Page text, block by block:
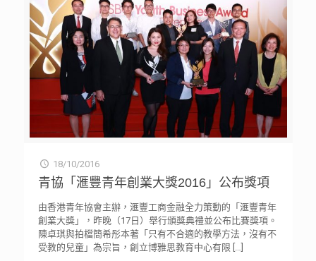
18/10/2016
青協「滙豐青年創業大獎2016」公布獎項
由香港青年協會主辦，滙豐工商金融全力策動的「滙豐青年
創業大獎」，昨晚（17日）舉行頒獎典禮並公布比賽獎項。
陳卓琪與拍檔簡希彤本著「只有不合適的教學方法，沒有不
受教的兒童」為宗旨，創立博雅思教育中心有限 […]